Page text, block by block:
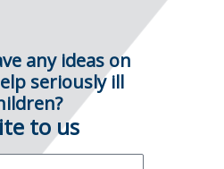
any ideas on
seriously ill
to us